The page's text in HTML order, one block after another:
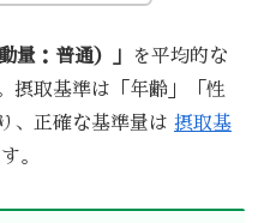
量：普通）」
を平均的な
摂取基準は「年齢」「性
、正確な基準量は 摂取基
。